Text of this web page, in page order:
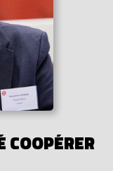
COOPÉRER